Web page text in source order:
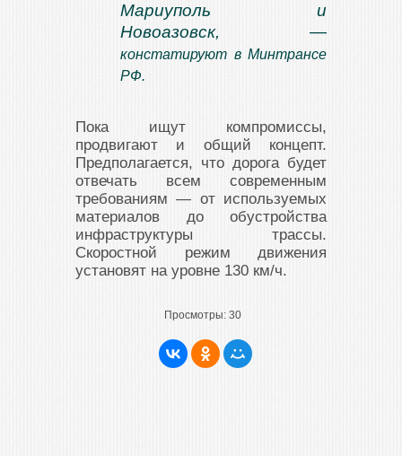
Мариуполь и
Новоазовск, —
констатируют в Минтрансе
РФ.
Пока ищут компромиссы,
продвигают и общий концепт.
Предполагается, что дорога будет
отвечать всем современным
требованиям — от используемых
материалов до обустройства
инфраструктуры трассы.
Скоростной режим движения
установят на уровне 130 км/ч.
Просмотры: 30